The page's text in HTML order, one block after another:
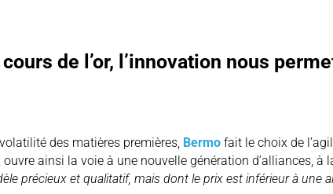
de l’or, l’innovation nous
des matières premières, Bermo fait le choix de
ouvre ainsi la voie à une nouvelle génération d’alliances,
précieux et qualitatif, mais dont le prix est inférieur à une